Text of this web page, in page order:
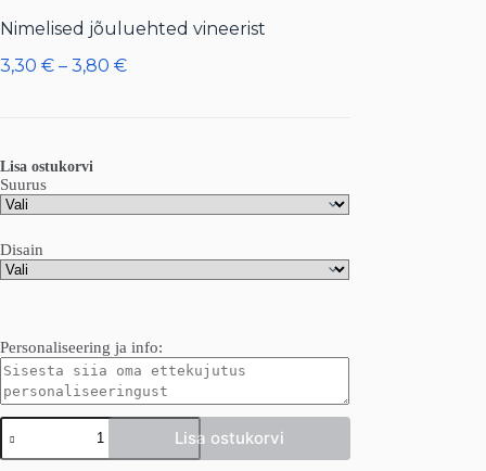
Nimelised jõuluehted vineerist
3,30 € – 3,80 €Hinnavahemik:
Lisa ostukorvi
Suurus
Disain
Personaliseering ja info:
Nimelised
jõuluehted
vineerist
Lisa ostukorvi